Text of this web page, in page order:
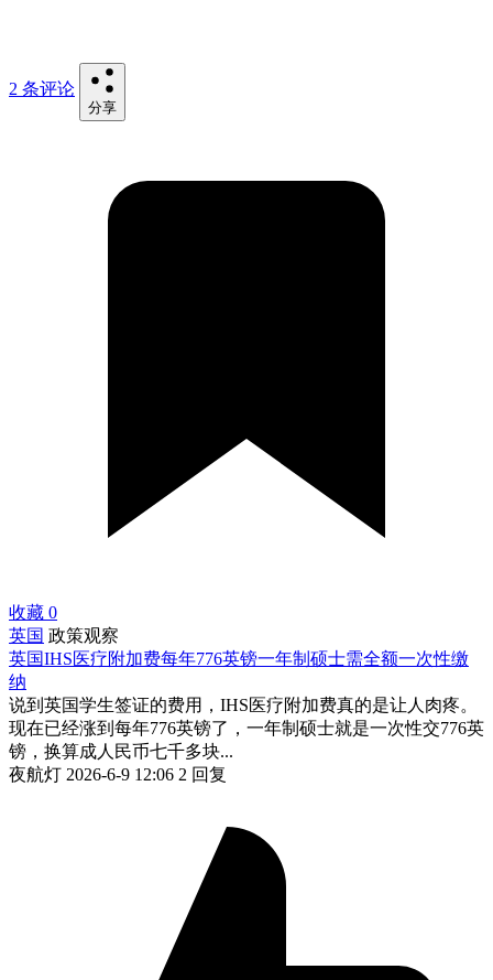
2 条评论
分享
收藏 0
英国 政策观察
英国IHS医疗附加费每年776英镑一年制硕士需全额一次性缴
纳
说到英国学生签证的费用，IHS医疗附加费真的是让人肉疼。
现在已经涨到每年776英镑了，一年制硕士就是一次性交776英
镑，换算成人民币七千多块...
夜航灯 2026-6-9 12:06 2 回复